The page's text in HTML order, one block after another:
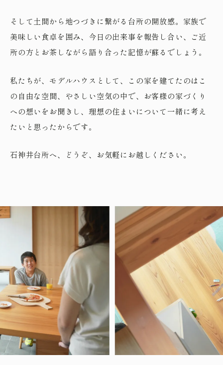
そして土間から地つづきに繋がる台所の開放感。家族で
美味しい食卓を囲み、今日の出来事を報告し合い、ご近
所の方とお茶しながら語り合った記憶が蘇るでしょう。
私たちが、モデルハウスとして、この家を建てたのはこ
の自由な空間、やさしい空気の中で、お客様の家づくり
への想いをお聞きし、理想の住まいについて一緒に考え
たいと思ったからです。
石神井台所へ、どうぞ、お気軽にお越しください。